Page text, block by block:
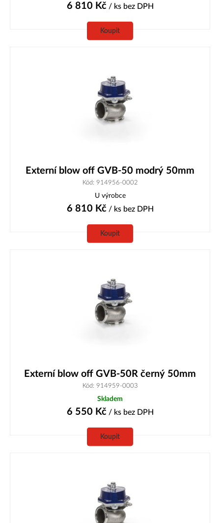
6 810 Kč/ ks bez DPH
Koupit
Externí blow off GVB-50 modrý 50mm
Kód: 914956-0002
U výrobce
6 810 Kč/ ks bez DPH
Koupit
Externí blow off GVB-50R černý 50mm
Kód: 914959-0003
Skladem
6 550 Kč/ ks bez DPH
Koupit